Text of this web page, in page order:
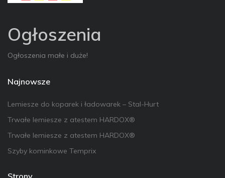
Ogłoszenia
Ogłoszenia małe i duże!
Najnowsze
Lemiesze do koparek i ładowarek – Stal-Hurt
Trwałe lemiesze z atestem HARDOX®
Trwałe lemiesze z atestem HARDOX®
Szyby kominkowe Temprix
Strony